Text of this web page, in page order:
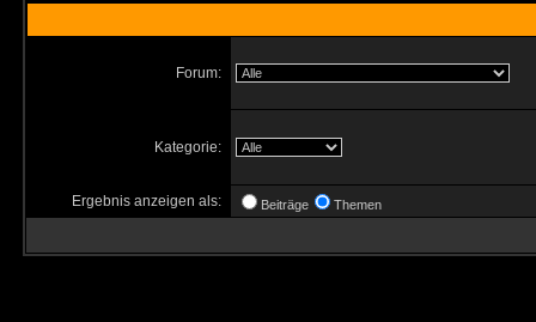
Forum:
Kategorie:
Ergebnis anzeigen als: Beiträge Themen